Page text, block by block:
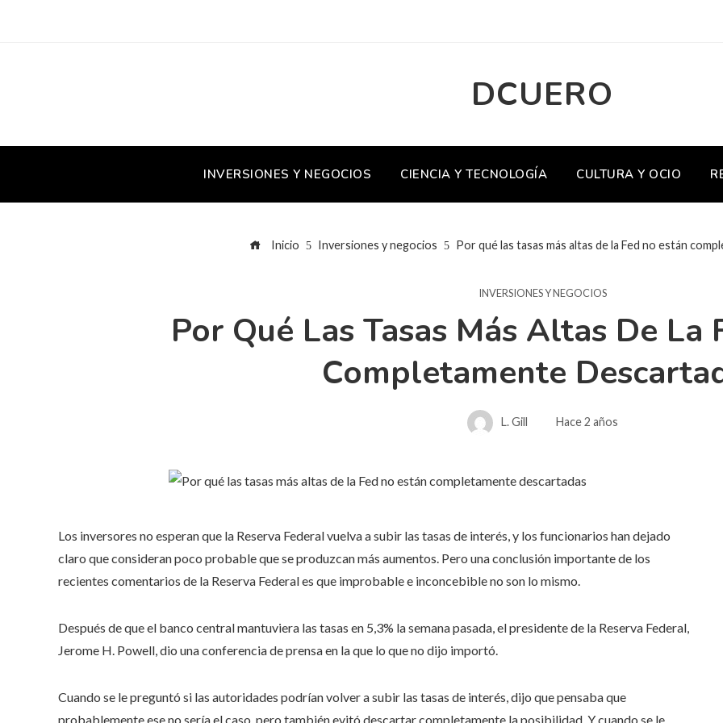
DCUERO
INVERSIONES Y NEGOCIOS CIENCIA Y TECNOLOGÍA CULTURA Y OCIO
Inicio Inversiones y negocios Por qué las tasas más altas de la Fed no están
INVERSIONES Y NEGOCIOS
Por Qué Las Tasas Más Altas De La
Completamente
L. Gill Hace 2 años
Los inversores no esperan que la Reserva Federal vuelva a subir las tasas de interés, y los funcionarios han dejado
claro que consideran poco probable que se produzcan más aumentos. Pero una conclusión importante de los
recientes comentarios de la Reserva Federal es que improbable e inconcebible no son lo mismo.
Después de que el banco central mantuviera las tasas en 5,3% la semana pasada, el presidente de la Reserva Federal,
Jerome H. Powell, dio una conferencia de prensa en la que lo que no dijo importó.
Cuando se le preguntó si las autoridades podrían volver a subir las tasas de interés, dijo que pensaba que
probablemente ese no sería el caso, pero también evitó descartar completamente la posibilidad. Y cuando se le